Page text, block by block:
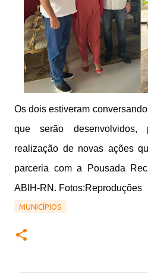
Os dois estiveram
que serão desenvolvidos,
realização de novas ações
parceria com a Pousada
ABIH-RN. Fotos:Reproduções
MUNICÍPIOS